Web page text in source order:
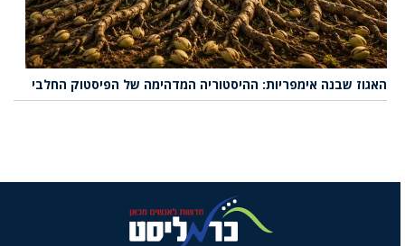
האגוז שבנה אימפריות: ההיסטוריה המדהימה של הפיסטוק החלבי